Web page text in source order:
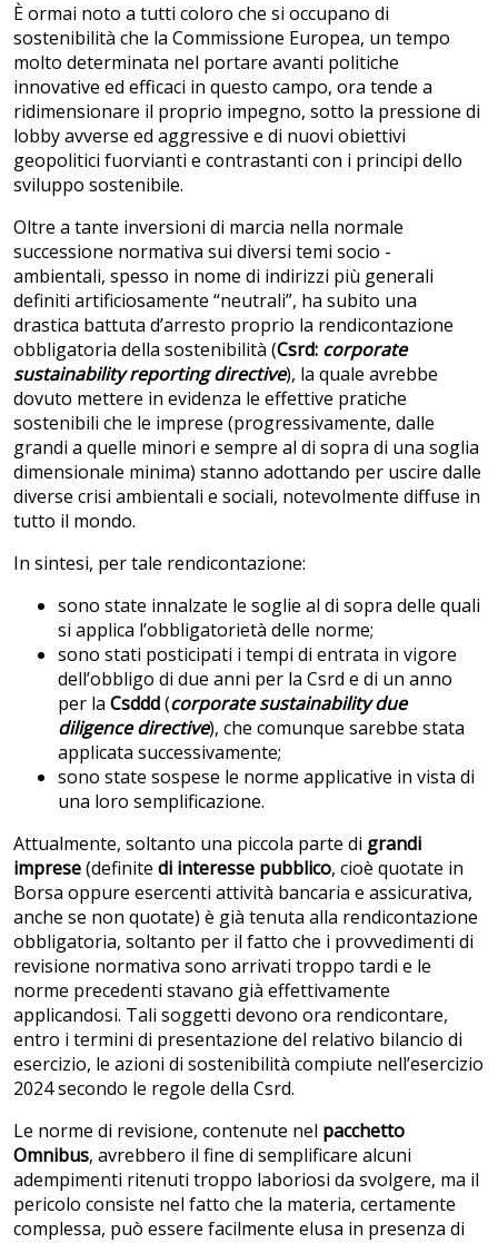
È ormai noto a tutti coloro che si occupano di
sostenibilità che la Commissione Europea, un tempo
molto determinata nel portare avanti politiche
innovative ed efficaci in questo campo, ora tende a
ridimensionare il proprio impegno, sotto la pressione di
lobby avverse ed aggressive e di nuovi obiettivi
geopolitici fuorvianti e contrastanti con i principi dello
sviluppo sostenibile.
Oltre a tante inversioni di marcia nella normale
successione normativa sui diversi temi socio -
ambientali, spesso in nome di indirizzi più generali
definiti artificiosamente “neutrali”, ha subito una
drastica battuta d’arresto proprio la rendicontazione
obbligatoria della sostenibilità (Csrd: corporate
sustainability reporting directive), la quale avrebbe
dovuto mettere in evidenza le effettive pratiche
sostenibili che le imprese (progressivamente, dalle
grandi a quelle minori e sempre al di sopra di una soglia
dimensionale minima) stanno adottando per uscire dalle
diverse crisi ambientali e sociali, notevolmente diffuse in
tutto il mondo.
In sintesi, per tale rendicontazione:
sono state innalzate le soglie al di sopra delle quali
si applica l’obbligatorietà delle norme;
sono stati posticipati i tempi di entrata in vigore
dell’obbligo di due anni per la Csrd e di un anno
per la Csddd(corporate sustainability due
diligence directive), che comunque sarebbe stata
applicata successivamente;
sono state sospese le norme applicative in vista di
una loro semplificazione.
Attualmente, soltanto una piccola parte di grandi
imprese(definite di interesse pubblico, cioè quotate in
Borsa oppure esercenti attività bancaria e assicurativa,
anche se non quotate) è già tenuta alla rendicontazione
obbligatoria, soltanto per il fatto che i provvedimenti di
revisione normativa sono arrivati troppo tardi e le
norme precedenti stavano già effettivamente
applicandosi. Tali soggetti devono ora rendicontare,
entro i termini di presentazione del relativo bilancio di
esercizio, le azioni di sostenibilità compiute nell’esercizio
2024 secondo le regole della Csrd.
Le norme di revisione, contenute nel pacchetto
Omnibus, avrebbero il fine di semplificare alcuni
adempimenti ritenuti troppo laboriosi da svolgere, ma il
pericolo consiste nel fatto che la materia, certamente
complessa, può essere facilmente elusa in presenza di